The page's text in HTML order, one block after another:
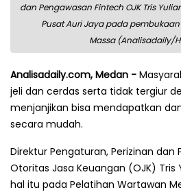
dan Pengawasan Fintech OJK Tris
Pusat Auri Jaya pada
Massa (Analisadaily/
Analisadaily.com, Medan -
jeli dan cerdas serta tidak tergiur
menjanjikan bisa mendapatkan
secara mudah.
Direktur Pengaturan, Perizinan dan
Otoritas Jasa Keuangan (OJK)
hal itu pada Pelatihan Wartawan